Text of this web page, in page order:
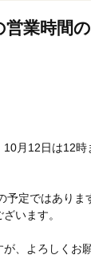
営業時間
月12日は12時
予定ではありま
います。
、よろしくお